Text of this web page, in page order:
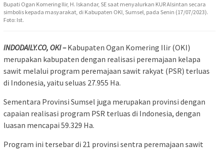
Bupati Ogan Komering Ilir, H. Iskandar, SE saat menyalurkan KUR Alsintan secara
simbolis kepada masyarakat, di Kabupaten OKI, Sumsel, pada Senin (17/07/2023).
Foto: Ist.
INDODAILY.CO, OKI – Kabupaten Ogan Komering Ilir (OKI)
merupakan kabupaten dengan realisasi peremajaan kelapa
sawit melalui program peremajaan sawit rakyat (PSR) terluas
di Indonesia, yaitu seluas 27.955 Ha.
Sementara Provinsi Sumsel juga merupakan provinsi dengan
capaian realisasi program PSR terluas di Indonesia, dengan
luasan mencapai 59.329 Ha.
Program ini tersebar di 21 provinsi sentra peremajaan sawit